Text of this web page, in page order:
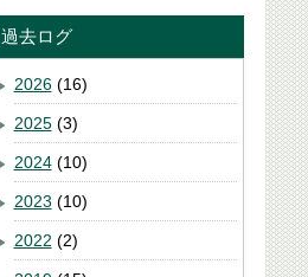
過去ログ
2026(16)
2025(3)
2024(10)
2023 (10)
2022 (2)